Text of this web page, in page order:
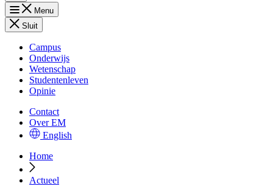
Menu
Sluit
Campus
Onderwijs
Wetenschap
Studentenleven
Opinie
Contact
Over EM
English
Home
Actueel